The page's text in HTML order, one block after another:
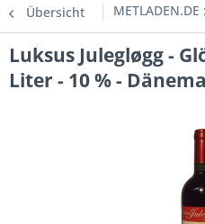
Übersicht
Luksus Julegløgg -
Liter - 10 % -